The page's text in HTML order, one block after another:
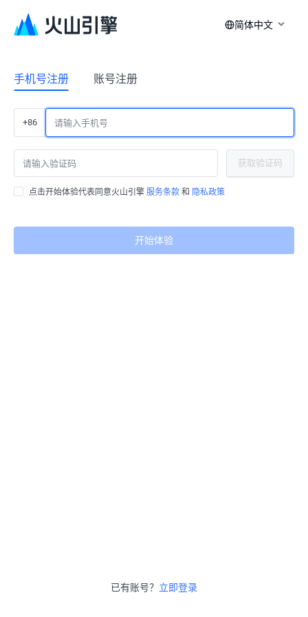
简体中文
手机号注册 账号注册
+86
获取验证码
点击开始体验代表同意火山引擎 服务条款 和 隐私政策
开始体验
已有账号？ 立即登录